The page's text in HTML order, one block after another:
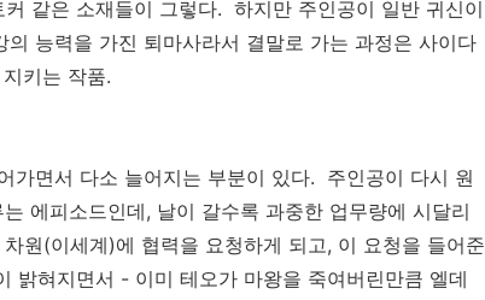
같은 소재들이 그렇다. 하지만 주인공이 일반 귀신이
능력을 가진 퇴마사라서 결말로 가는 과정은 사이다
지키는 작품.
가면서 다소 늘어지는 부분이 있다. 주인공이 다시 원
에피소드인데, 날이 갈수록 과중한 업무량에 시달리
원(이세계)에 협력을 요청하게 되고, 이 요청을 들어준
밝혀지면서 - 이미 테오가 마왕을 죽여버린만큼 엘데